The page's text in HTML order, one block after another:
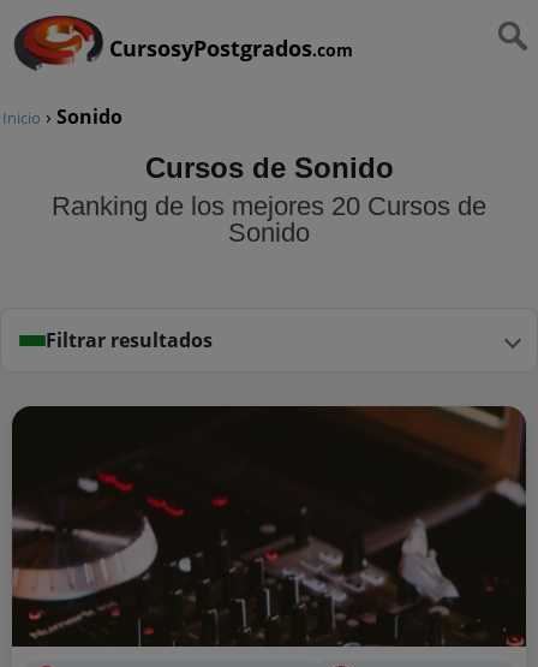
CursosyPostgrados.com
Inicio › Sonido
Cursos de Sonido
Ranking de los mejores 20 Cursos de
Sonido
Filtrar resultados